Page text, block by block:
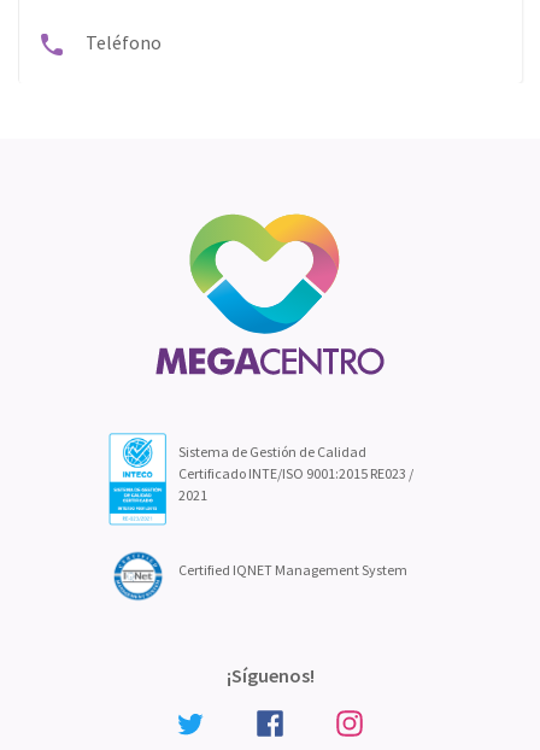
Teléfono
Sistema de Gestión de Calidad
Certificado INTE/ISO 9001:2015 RE023 /
2021
Certified IQNET Management System
¡Síguenos!